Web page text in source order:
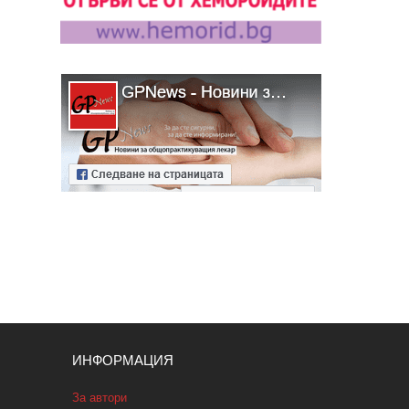
ИНФОРМАЦИЯ
За автори